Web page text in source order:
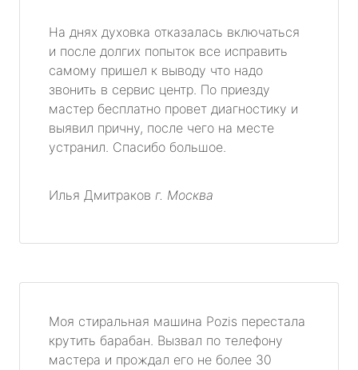
На днях духовка отказалась включаться
и после долгих попыток все исправить
самому пришел к выводу что надо
звонить в сервис центр. По приезду
мастер бесплатно провет диагностику и
выявил причну, после чего на месте
устранил. Спасибо большое.
Илья Дмитраков г. Москва
Моя стиральная машина Pozis перестала
крутить барабан. Вызвал по телефону
мастера и прождал его не более 30